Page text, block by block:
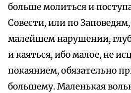
больше молиться и
Совести, или по
малейшем нарушении,
и каяться, ибо малое, не
покаянием, обязательно
большему. Маленькая